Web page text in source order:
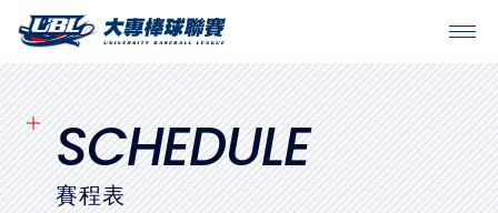
SITEMAP
首頁
球隊戰績
SCHEDULE
賽程表